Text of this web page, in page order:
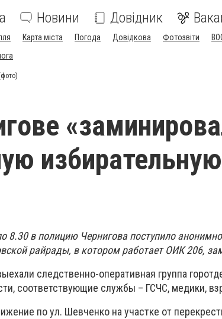
Новини Довідник
Карта міста Погода Довідкова Фотозвіти
8.30 в полицию Чернигова поступило
райрады, в котором работает ОИК 206,
следственно-оперативная группа
соответствующие службы – ГСЧС, медики,
по ул. Шевченко на участке от